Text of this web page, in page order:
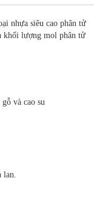
nhựa siêu cao phân tử
khối lượng mol phân tử
và cao su